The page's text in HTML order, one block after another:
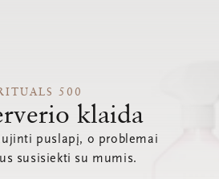
500
klaida
puslapį, o problemai
susisiekti su mumis.